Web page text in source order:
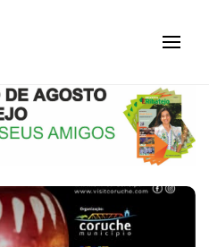
– REVISTA
ONLINE